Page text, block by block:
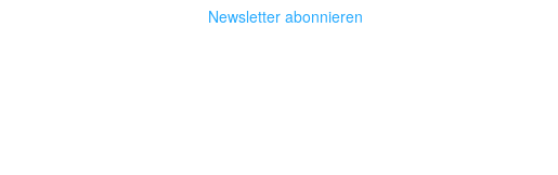
Newsletter abonnieren